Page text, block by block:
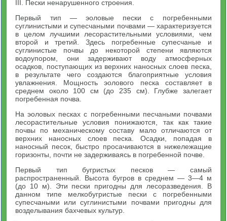
III. Пески ненарушенного строения.
Первый тип — эоловые пески с погребенными
суглинистыми и супесчаными почвами — характеризуется
в целом лучшими лесорастительными условиями, чем
второй и третий. Здесь погребенные супесчаные и
суглинистые почвы до некоторой степени являются
водоупором, они задерживают воду атмосферных
осадков, поступающих из верхних наносных слоев песка,
в результате чего создаются благоприятные условия
увлажнения. Мощность эолового песка составляет в
среднем около 100 см (до 235 см). Глубже залегает
погребенная почва.
На эоловых песках с погребенными песчаными почвами
лесорастительные условия понижаются, так как такие
почвы по механическому составу мало отличаются от
верхних наносных слоев песка. Осадки, попадая в
наносный песок, быстро просачиваются в нижележащие
горизонты, почти не задерживаясь в погребенной почве.
Первый тип бугристых песков — самый
распространенный. Высота бугров в среднем — 3—4 м
(до 10 м). Эти пески пригодны для лесоразведения. В
данном типе мелкобугристые пески с погребенными
супесчаными или суглинистыми почвами пригодны для
возделывания бахчевых культур.